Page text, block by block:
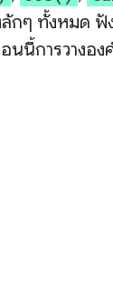
กๆ ทั้งหมด
นนี้การวาง